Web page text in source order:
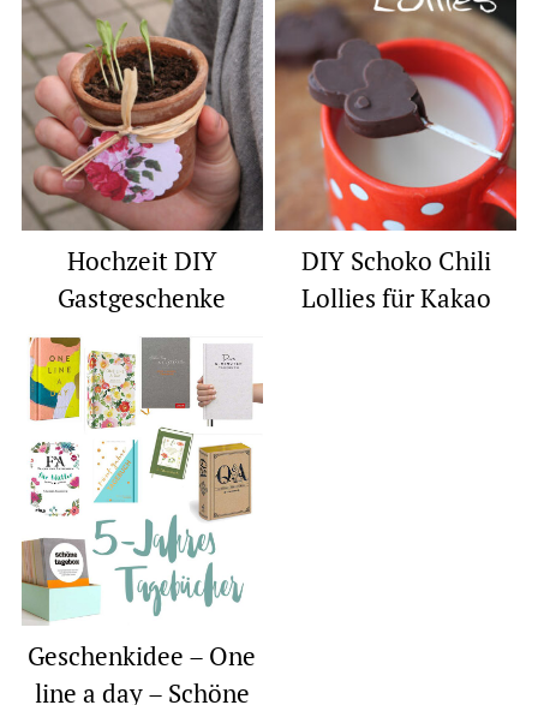
Hochzeit DIY
Gastgeschenke
DIY Schoko Chili
Lollies für Kakao
Geschenkidee – One
line a day – Schöne